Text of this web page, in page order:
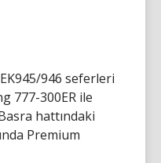
946 seferleri
777-300ER ile
hattındaki
Premium